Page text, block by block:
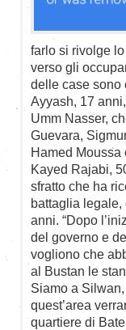
farlo si rivolge
verso gli
delle case sono
Ayyash, 17
Umm Nasser,
Guevara,
Hamed Moussa
Kayed Rajabi,
sfratto che ha
battaglia legale,
anni. “Dopo
del governo e
vogliono che
al Bustan le
Siamo a
quest’area
quartiere di